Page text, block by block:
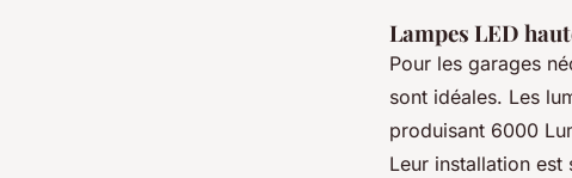
Lampes LED
Pour les garages
sont idéales. Les
produisant 6000
Leur installation